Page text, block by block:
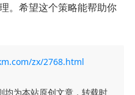
。希望这个策略能帮助你
zx/2768.html
均为本站原创文章，转载时